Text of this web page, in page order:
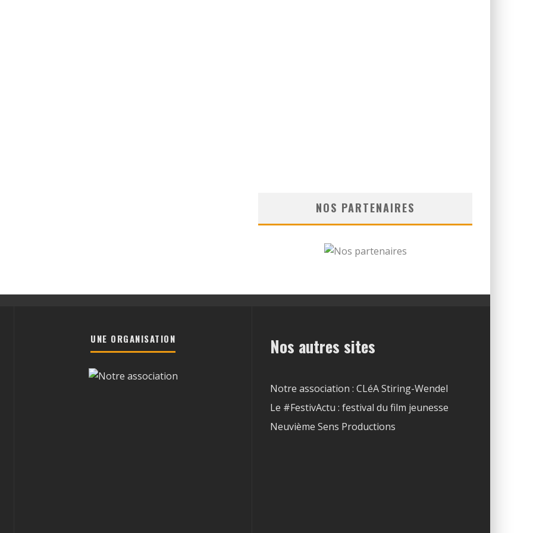
NOS PARTENAIRES
UNE ORGANISATION Nos autres sites
Notre association : CLéA Stiring-Wendel
Le #FestivActu : festival du film jeunesse
Neuvième Sens Productions